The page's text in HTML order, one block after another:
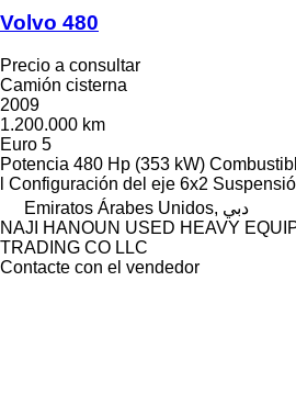
Volvo 480
Precio a consultar
Camión cisterna
2009
1.200.000 km
Euro 5
Potencia 480 Hp (353 kW)
Configuración del eje 6x2
Emiratos Árabes Unidos, دبي
NAJI HANOUN USED HEAVY
TRADING CO LLC
Contacte con el vendedor